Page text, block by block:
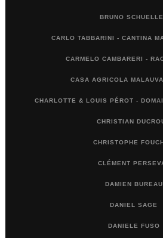
BRUNO
CARLO TABBARINI - CANTINA
CARMELO CAMBARERI -
CASA AGRICOLA
CHARLOTTE & LOUIS PÉROT -
CHRISTIAN
CHRISTOPHE
CLÉMENT
DAMIEN BUREAU
DANIEL SAGE
DANIELE FUSO